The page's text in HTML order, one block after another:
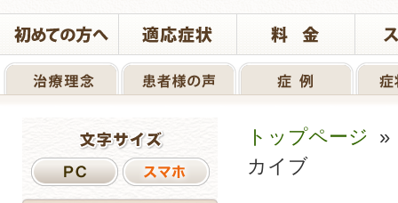
トップページ
カイブ